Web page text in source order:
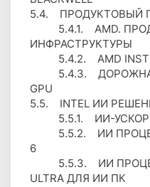
5.4. ПРОДУКТОВЫЙ
5.4.1. AMD.
5.4.2. AMD
5.4.3. ДОРОЖНАЯ
GPU
5.5. INTEL ИИ
5.5.1. ИИ-
5.5.2. ИИ
6
5.5.3. ИИ
ULTRA ДЛЯ ИИ ПК